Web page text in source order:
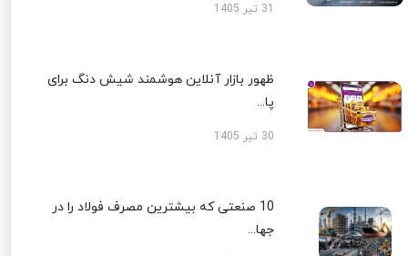
ظهور بازار آنلاین هوشمند شیش دنگ برای
پا...
30 تیر 1405
10 صنعتی که بیشترین مصرف فولاد را در
جها...